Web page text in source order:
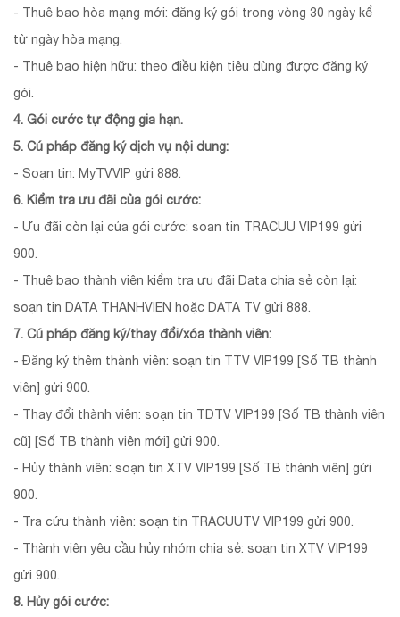
- Thuê bao hòa mạng mới: đăng ký gói trong vòng 30 ngày kể
từ ngày hòa mạng.
- Thuê bao hiện hữu: theo điều kiện tiêu dùng được đăng ký
gói.
4. Gói cước tự động gia hạn.
5. Cú pháp đăng ký dịch vụ nội dung:
- Soạn tin: MyTVVIP gửi 888.
6. Kiểm tra ưu đãi của gói cước:
- Ưu đãi còn lại của gói cước: soan tin TRACUU VIP199 gửi
900.
- Thuê bao thành viên kiểm tra ưu đãi Data chia sẻ còn lại:
soạn tin DATA THANHVIEN hoặc DATA TV gửi 888.
7. Cú pháp đăng ký/thay đổi/xóa thành viên:
- Đăng ký thêm thành viên: soạn tin TTV VIP199 [Số TB thành
viên] gửi 900.
- Thay đổi thành viên: soạn tin TDTV VIP199 [Số TB thành viên
cũ] [Số TB thành viên mới] gửi 900.
- Hủy thành viên: soạn tin XTV VIP199 [Số TB thành viên] gửi
900.
- Tra cứu thành viên: soạn tin TRACUUTV VIP199 gửi 900.
- Thành viên yêu cầu hủy nhóm chia sẻ: soạn tin XTV VIP199
gửi 900.
8. Hủy gói cước: